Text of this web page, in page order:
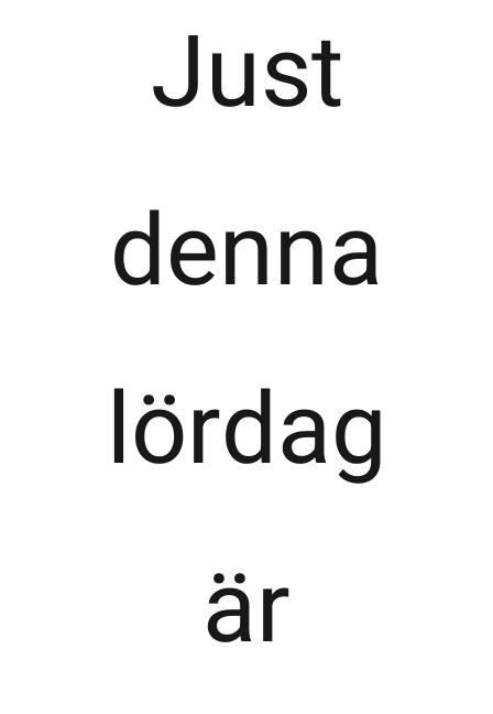
Just
denna
lördag
är